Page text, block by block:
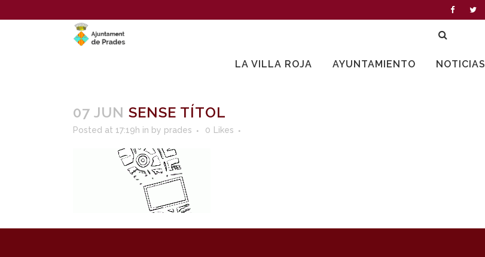
LA VILLA ROJA AYUNTAMIENTO NOTICIAS
07 JUN SENSE TÍTOL
Posted at 17:19h in by prades 0 Likes